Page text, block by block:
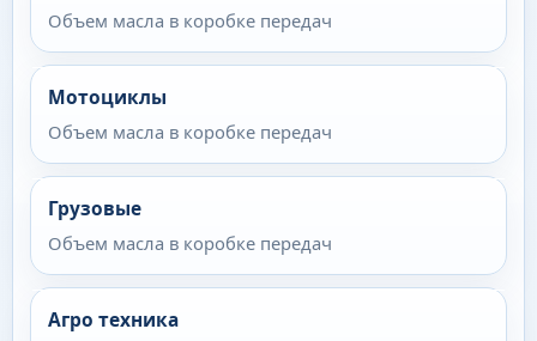
Объем масла в коробке передач
Мотоциклы
Объем масла в коробке передач
Грузовые
Объем масла в коробке передач
Агро техника